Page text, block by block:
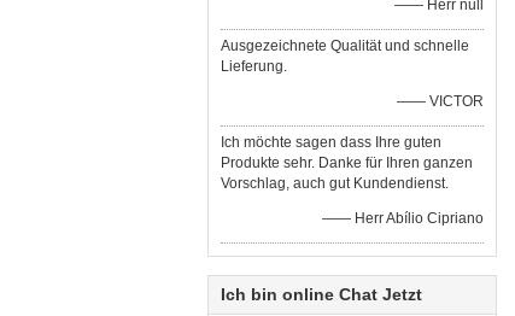
—— Herr null
Ausgezeichnete Qualität und schnelle
Lieferung.
—— VICTOR
Ich möchte sagen dass Ihre guten
Produkte sehr. Danke für Ihren ganzen
Vorschlag, auch gut Kundendienst.
—— Herr Abílio Cipriano
Ich bin online Chat Jetzt